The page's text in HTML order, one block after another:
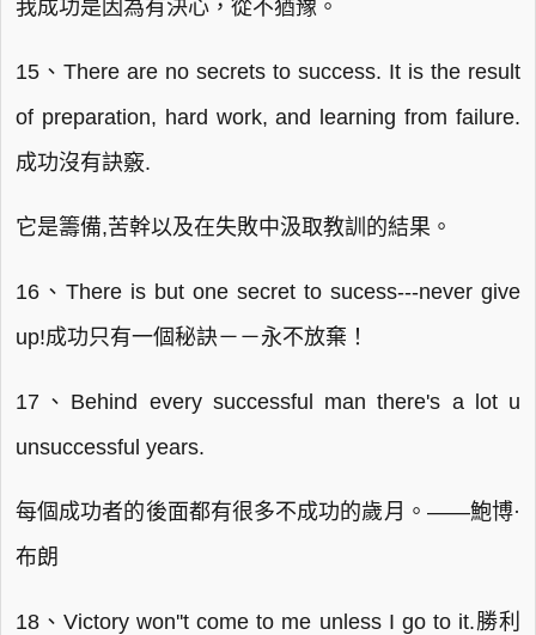
我成功是因為有決心，從不猶豫。
15、There are no secrets to success. It is the result
of preparation, hard work, and learning from failure.
成功沒有訣竅.
它是籌備,苦幹以及在失敗中汲取教訓的結果。
16、There is but one secret to sucess---never give
up!成功只有一個秘訣－－永不放棄！
17、Behind every successful man there's a lot u
unsuccessful years.
每個成功者的後面都有很多不成功的歲月。——鮑博·
布朗
18、Victory won''t come to me unless I go to it.勝利